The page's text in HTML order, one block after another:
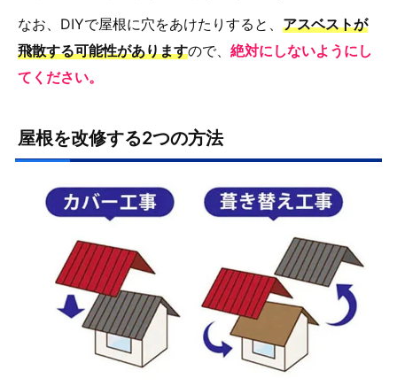
なお、DIYで屋根に穴をあけたりすると、アスベストが
飛散する可能性がありますので、絶対にしないようにし
てください。
屋根を改修する2つの方法